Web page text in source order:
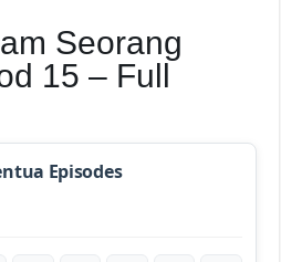
Seorang
15 – Full
Episodes